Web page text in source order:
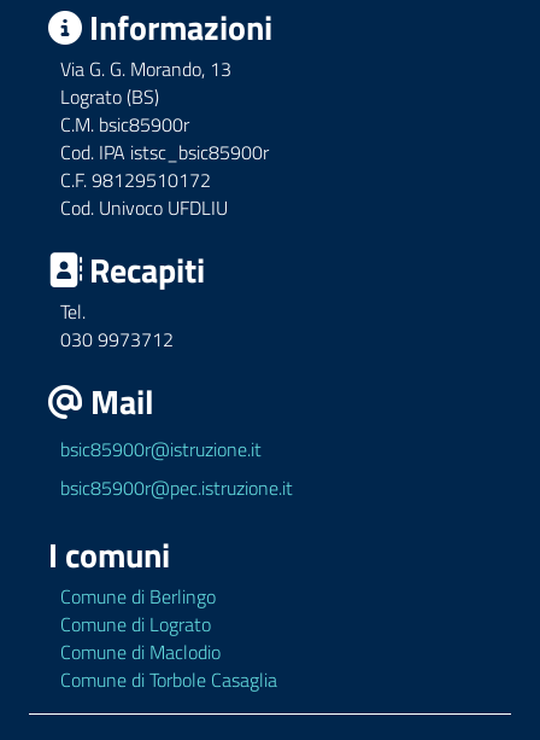
Informazioni
Via G. G. Morando, 13
Lograto (BS)
C.M. bsic85900r
Cod. IPA istsc_bsic85900r
C.F. 98129510172
Cod. Univoco UFDLIU
Recapiti
Tel.
030 9973712
Mail
bsic85900r@istruzione.it
bsic85900r@pec.istruzione.it
I comuni
Comune di Berlingo
Comune di Lograto
Comune di Maclodio
Comune di Torbole Casaglia